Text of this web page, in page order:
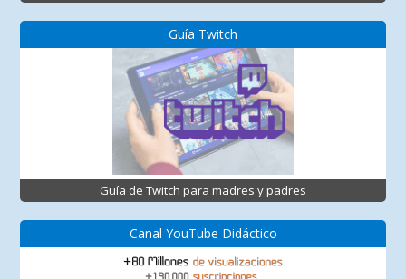
Guía Twitch
Guía de Twitch para madres y padres
Canal YouTube Didáctico